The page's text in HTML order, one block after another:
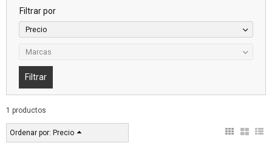
Filtrar por
Precio
Marcas
1 productos
Ordenar por: Precio